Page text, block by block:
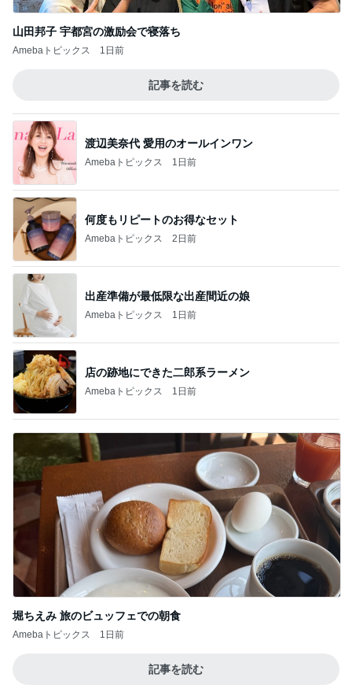
山田邦子 宇都宮の激励会で寝落ち
Amebaトピックス 1日前
記事を読む
渡辺美奈代 愛用のオールインワン
Amebaトピックス 1日前
何度もリピートのお得なセット
Amebaトピックス 2日前
出産準備が最低限な出産間近の娘
Amebaトピックス 1日前
店の跡地にできた二郎系ラーメン
Amebaトピックス 1日前
堀ちえみ 旅のビュッフェでの朝食
Amebaトピックス 1日前
記事を読む